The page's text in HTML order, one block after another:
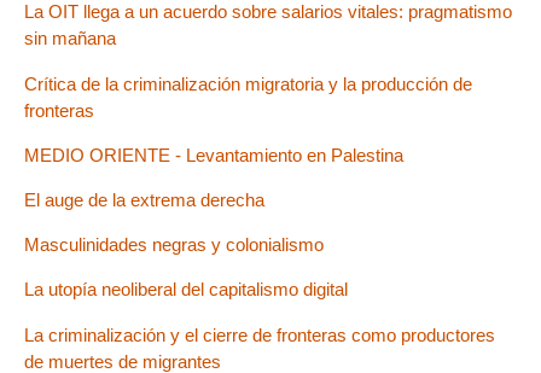
La OIT llega a un acuerdo sobre salarios vitales: pragmatismo
sin mañana
Crítica de la criminalización migratoria y la producción de
fronteras
MEDIO ORIENTE - Levantamiento en Palestina
El auge de la extrema derecha
Masculinidades negras y colonialismo
La utopía neoliberal del capitalismo digital
La criminalización y el cierre de fronteras como productores
de muertes de migrantes